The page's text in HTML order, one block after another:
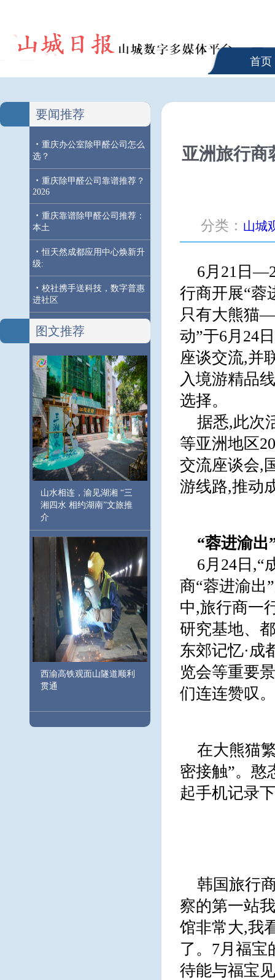
首页
要闻推荐
· 重庆办公室除甲醛公司怎么
选？
· 重庆除甲醛公司靠谱推荐？
2026
· 重庆靠谱除甲醛公司推荐：
本土
· 恒天然成都应用中心焕新升
级:
· 校社携手送科技，数字普惠
进社区
图文推荐
山水相连，渝见湖湘 “三
湘四水 相约湖南”文旅推
介
西渝高铁观面山隧道顺利
贯通
亚洲旅行商
分类： 山城
6月21日
行商开展“蓉
只有大熊猫
动”于6月24
座谈交流,并
入境游精品
选择。
据悉,此次
等亚洲地区
交流座谈会,
游线路,推动
“蓉进渝出
6月24日
商“蓉进渝出
中,旅行商一
研究基地、
东郊记忆·成
览会等重要
们连连赞叹
在大熊猫
密接触”。憨
起手机记录
韩国旅行
察的第一站
馆非常大,我
了。7月福宝
待能与福宝